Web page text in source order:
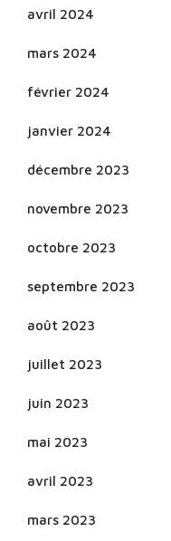
avril 2024
mars 2024
février 2024
janvier 2024
décembre 2023
novembre 2023
octobre 2023
septembre 2023
août 2023
juillet 2023
juin 2023
mai 2023
avril 2023
mars 2023